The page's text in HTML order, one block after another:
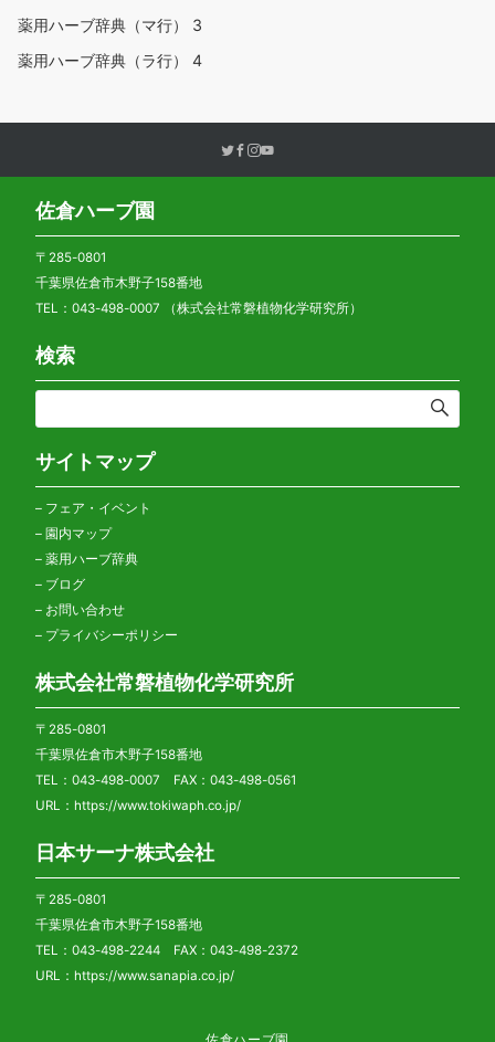
薬用ハーブ辞典（マ行） 3
薬用ハーブ辞典（ラ行） 4
佐倉ハーブ園
〒285-0801
千葉県佐倉市木野子158番地
TEL：043-498-0007 （株式会社常磐植物化学研究所）
検索
サイトマップ
– フェア・イベント
– 園内マップ
– 薬用ハーブ辞典
– ブログ
– お問い合わせ
– プライバシーポリシー
株式会社常磐植物化学研究所
〒285-0801
千葉県佐倉市木野子158番地
TEL：043-498-0007 FAX：043-498-0561
URL： https://www.tokiwaph.co.jp/
日本サーナ株式会社
〒285-0801
千葉県佐倉市木野子158番地
TEL：043-498-2244 FAX：043-498-2372
URL： https://www.sanapia.co.jp/